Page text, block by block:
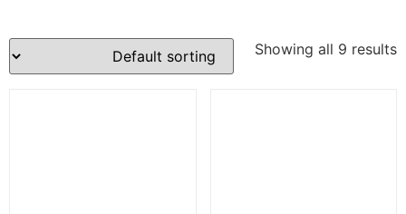
Showing all 9 results